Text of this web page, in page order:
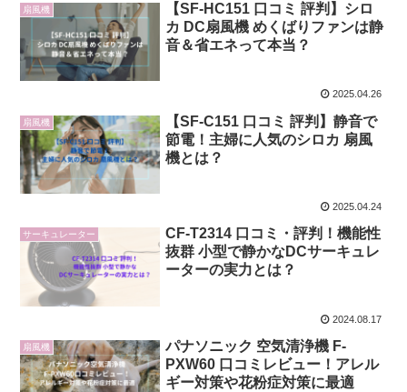
扇風機
【SF-HC151 口コミ 評判】シロ
カ DC扇風機 めくばりファンは静
音＆省エネって本当？
2025.04.26
扇風機
【SF-C151 口コミ 評判】静音で
節電！主婦に人気のシロカ 扇風
機とは？
2025.04.24
サーキュレーター
CF-T2314 口コミ・評判！機能性
抜群 小型で静かなDCサーキュレ
ーターの実力とは？
2024.08.17
扇風機
パナソニック 空気清浄機 F-
PXW60 口コミレビュー！アレル
ギー対策や花粉症対策に最適